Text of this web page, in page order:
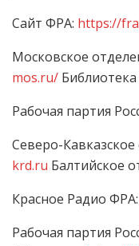
Сайт ФРА: https://
Московское
mos.ru/
Рабочая партия
Северо-
krd.ru Балтийское
Красное Радио ФРА:
Рабочая партия